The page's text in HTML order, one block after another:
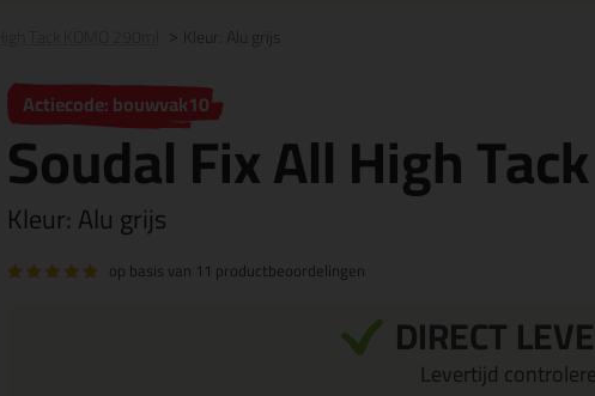
Kleur: Alu grijs
Actiecode: bouwvak10
Soudal Fix All High
Kleur:Alu grijs
op basis van 11 productbeoordelingen
DIRECT
Levertijd